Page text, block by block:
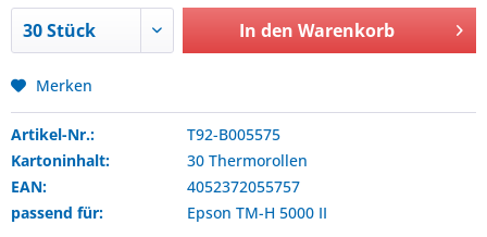
In den Warenkorb
Merken
Artikel-Nr.:
T92-B005575
Kartoninhalt:
30 Thermorollen
EAN:
4052372055757
passend für:
Epson TM-H 5000 II